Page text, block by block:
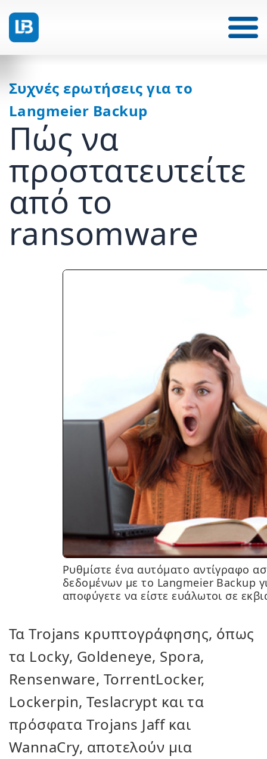
Συχνές ερωτήσεις για το
Langmeier Backup
Πώς να
προστατευτείτε
από το
ransomware
Ρυθμίστε ένα αυτόματο αντίγραφο
δεδομένων με το Langmeier Backup
αποφύγετε να είστε ευάλωτοι σε
Τα Trojans κρυπτογράφησης, όπως
τα Locky, Goldeneye, Spora,
Rensenware, TorrentLocker,
Lockerpin, Teslacrypt και τα
πρόσφατα Trojans Jaff και
WannaCry, αποτελούν μια